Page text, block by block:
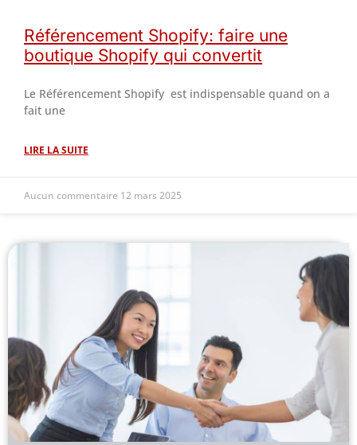
Référencement Shopify: faire une
boutique Shopify qui convertit
Le Référencement Shopify est indispensable quand on a
fait une
LIRE LA SUITE
Aucun commentaire 12 mars 2025